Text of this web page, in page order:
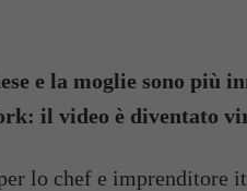
e la moglie sono più
il video è diventato
lo chef e imprenditore